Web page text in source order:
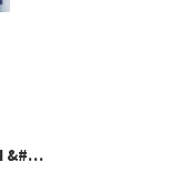
&#…